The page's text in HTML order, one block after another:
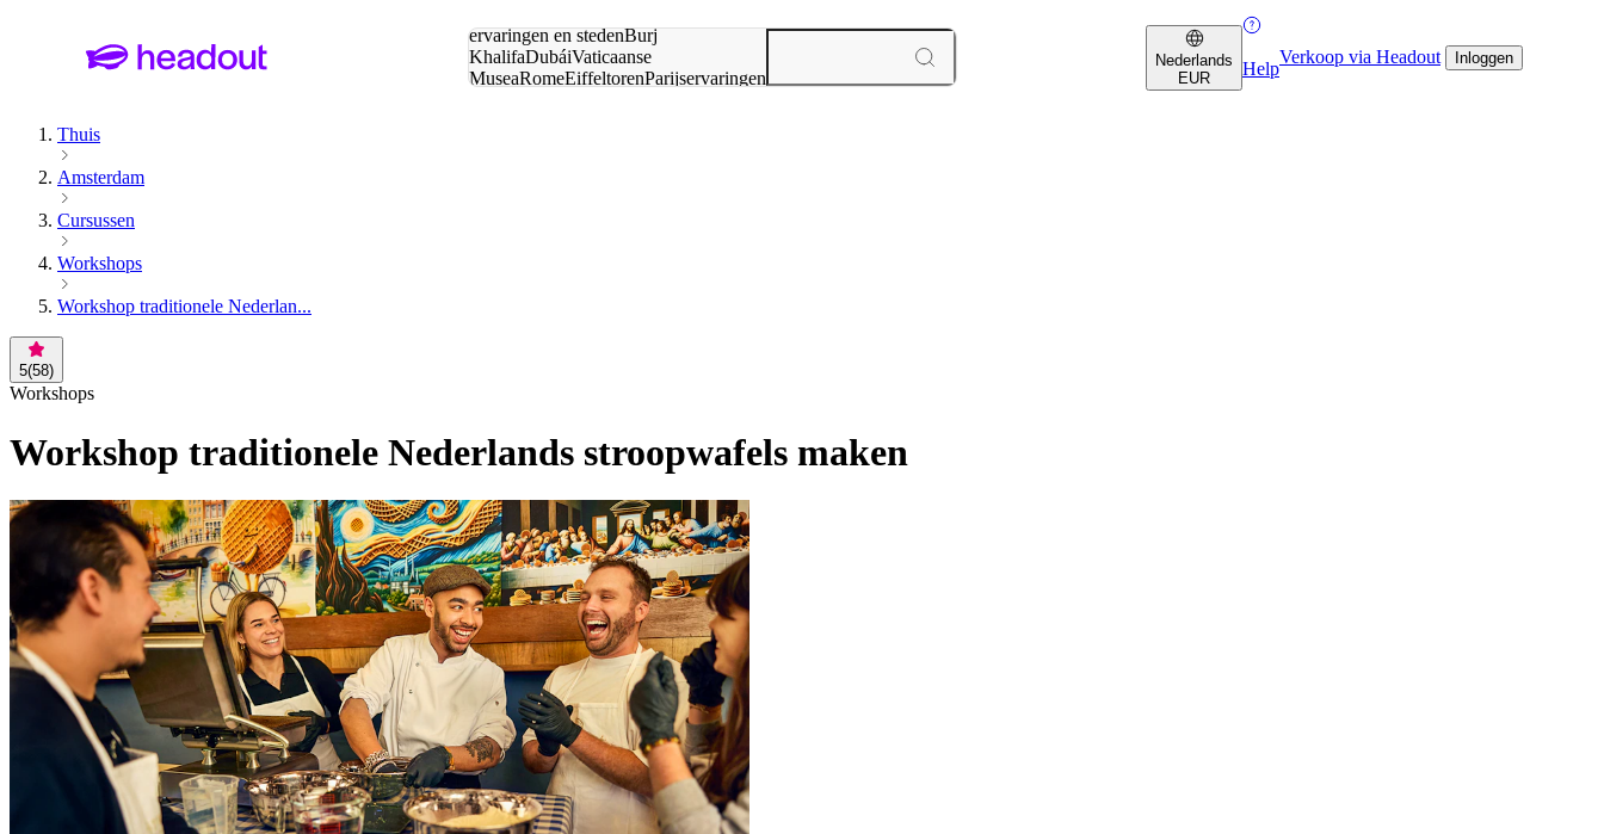
ervaringen en stedenBurj
KhalifaDubáiVaticaanse
MuseaRomeEiffeltorenParijservaringen
Nederlands
EUR
Help
Verkoop via Headout Inloggen
Thuis
Amsterdam
Cursussen
Workshops
Workshop traditionele Nederlan...
5(58)
Workshops
Workshop traditionele Nederlands stroopwafels maken